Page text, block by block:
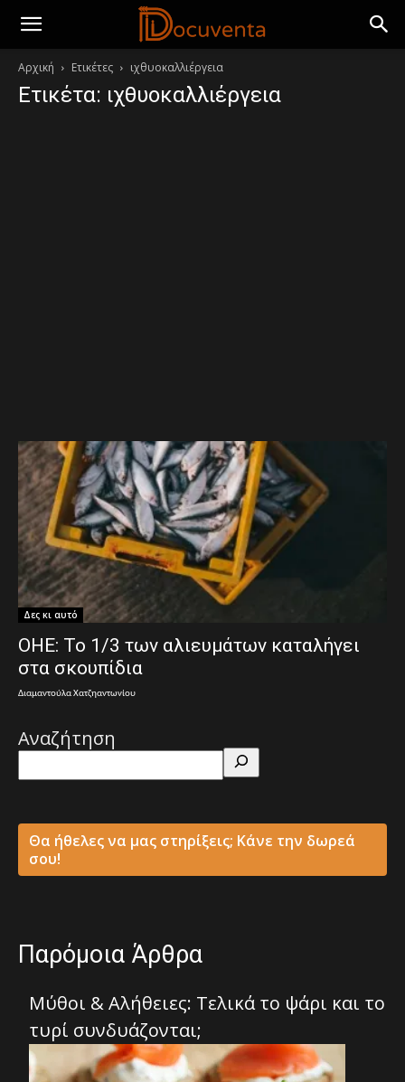
Αρχική Ετικέτες ιχθυοκαλλιέργεια
Ετικέτα: ιχθυοκαλλιέργεια
Δες κι αυτό
ΟΗΕ: Το 1/3 των αλιευμάτων καταλήγει
στα σκουπίδια
Διαμαντούλα Χατζηαντωνίου
Αναζήτηση
Θα ήθελες να μας στηρίξεις; Κάνε την δωρεά
σου!
Παρόμοια Άρθρα
Μύθοι & Αλήθειες: Τελικά το ψάρι και το
τυρί συνδυάζονται;